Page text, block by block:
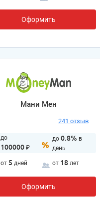
Оформить
Мани Мен
241 отзыв
до
100000₽
до 0.8% в
день
от 5 дней от 18 лет
Оформить